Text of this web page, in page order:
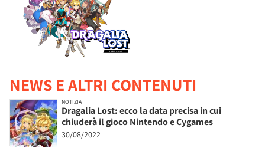
NEWS E ALTRI CONTENUTI
NOTIZIA
Dragalia Lost: ecco la data precisa in cui
chiuderà il gioco Nintendo e Cygames
30/08/2022